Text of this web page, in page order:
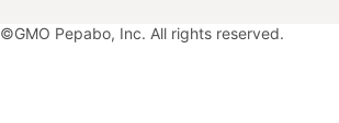
©GMO Pepabo, Inc. All rights reserved.